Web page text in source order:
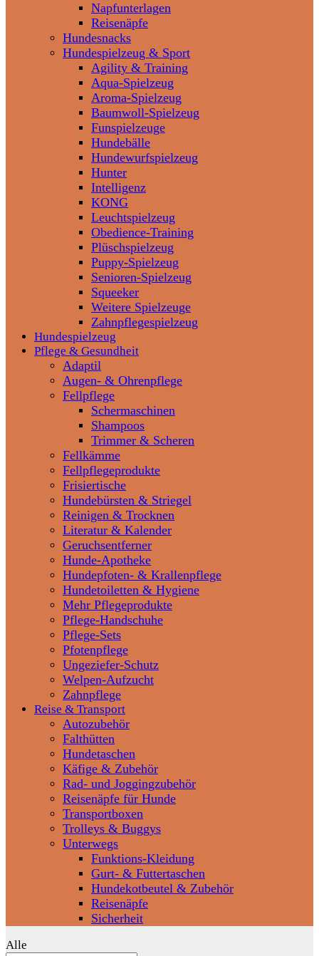
Napfunterlagen
Reisenäpfe
Hundesnacks
Hundespielzeug & Sport
Agility & Training
Aqua-Spielzeug
Aroma-Spielzeug
Baumwoll-Spielzeug
Funspielzeuge
Hundebälle
Hundewurfspielzeug
Hunter
Intelligenz
KONG
Leuchtspielzeug
Obedience-Training
Plüschspielzeug
Puppy-Spielzeug
Senioren-Spielzeug
Squeeker
Weitere Spielzeuge
Zahnpflegespielzeug
Hundespielzeug
Pflege & Gesundheit
Adaptil
Augen- & Ohrenpflege
Fellpflege
Schermaschinen
Shampoos
Trimmer & Scheren
Fellkämme
Fellpflegeprodukte
Frisiertische
Hundebürsten & Striegel
Reinigen & Trocknen
Literatur & Kalender
Geruchsentferner
Hunde-Apotheke
Hundepfoten- & Krallenpflege
Hundetoiletten & Hygiene
Mehr Pflegeprodukte
Pflege-Handschuhe
Pflege-Sets
Pfotenpflege
Ungeziefer-Schutz
Welpen-Aufzucht
Zahnpflege
Reise & Transport
Autozubehör
Falthütten
Hundetaschen
Käfige & Zubehör
Rad- und Joggingzubehör
Reisenäpfe für Hunde
Transportboxen
Trolleys & Buggys
Unterwegs
Funktions-Kleidung
Gurt- & Futtertaschen
Hundekotbeutel & Zubehör
Reisenäpfe
Sicherheit
Alle